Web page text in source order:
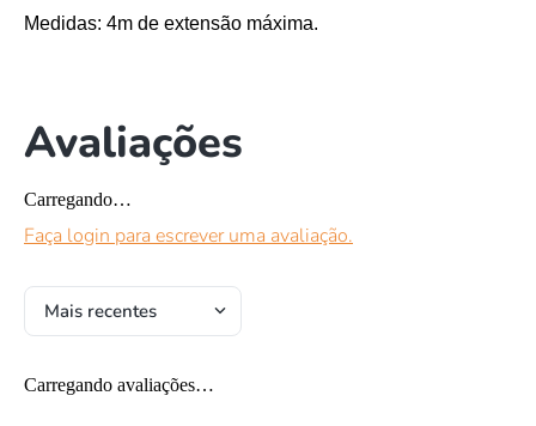
Medidas: 4m de extensão máxima.
Avaliações
Carregando…
Faça login para escrever uma avaliação.
Mais recentes
Carregando avaliações…